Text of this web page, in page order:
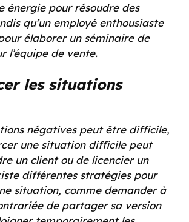
énergie pour résoudre des
qu’un employé enthousiaste
élaborer un séminaire de
l’équipe de vente.
les situations
négatives peut être difficile,
une situation difficile peut
un client ou de licencier un
différentes stratégies pour
situation, comme demander à
de partager sa version